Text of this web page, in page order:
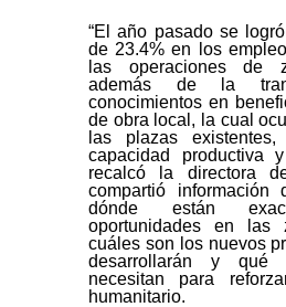
“El año pasado se
de 23.4% en los
las operaciones de
además de la
conocimientos en
de obra local, la cual
las plazas
capacidad productiva
recalcó la directora
compartió información
dónde están
oportunidades en las
cuáles son los nuevos
desarrollarán y qué
necesitan para
humanitario.